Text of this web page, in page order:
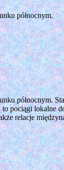
północnym.
północnym.
pociągi lokalne
relacje